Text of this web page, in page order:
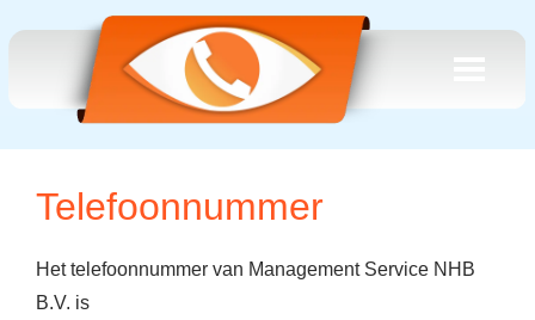
Telefoonnummer
Het telefoonnummer van Management Service NHB
B.V. is